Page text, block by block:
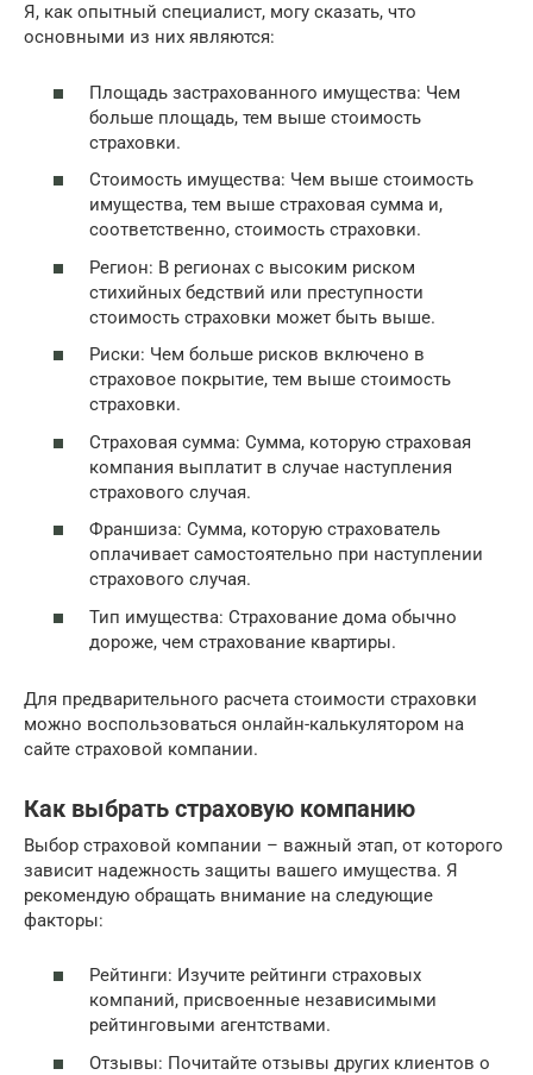
Я, как опытный специалист, могу сказать, что
основными из них являются:
Площадь застрахованного имущества: Чем
больше площадь, тем выше стоимость
страховки.
Стоимость имущества: Чем выше стоимость
имущества, тем выше страховая сумма и,
соответственно, стоимость страховки.
Регион: В регионах с высоким риском
стихийных бедствий или преступности
стоимость страховки может быть выше.
Риски: Чем больше рисков включено в
страховое покрытие, тем выше стоимость
страховки.
Страховая сумма: Сумма, которую страховая
компания выплатит в случае наступления
страхового случая.
Франшиза: Сумма, которую страхователь
оплачивает самостоятельно при наступлении
страхового случая.
Тип имущества: Страхование дома обычно
дороже, чем страхование квартиры.
Для предварительного расчета стоимости страховки
можно воспользоваться онлайн-калькулятором на
сайте страховой компании.
Как выбрать страховую компанию
Выбор страховой компании – важный этап, от которого
зависит надежность защиты вашего имущества. Я
рекомендую обращать внимание на следующие
факторы:
Рейтинги: Изучите рейтинги страховых
компаний, присвоенные независимыми
рейтинговыми агентствами.
Отзывы: Почитайте отзывы других клиентов о